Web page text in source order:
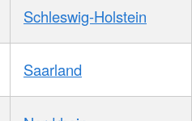
Schleswig-Holstein
Saarland